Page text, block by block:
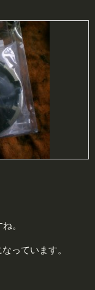
。
っています。